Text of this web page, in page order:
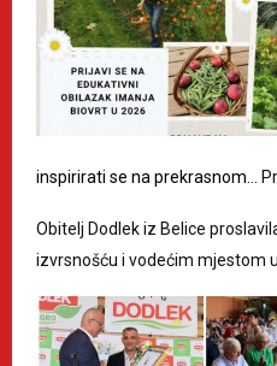
inspirirati se na prekrasnom…
Obitelj Dodlek iz Belice
izvrsnošću i vodećim mjestom